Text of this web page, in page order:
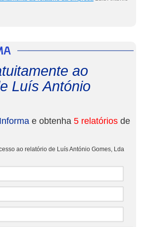
ao
Luís António
e obtenha 5 relatórios de
ao relatório de Luís António Gomes, Lda